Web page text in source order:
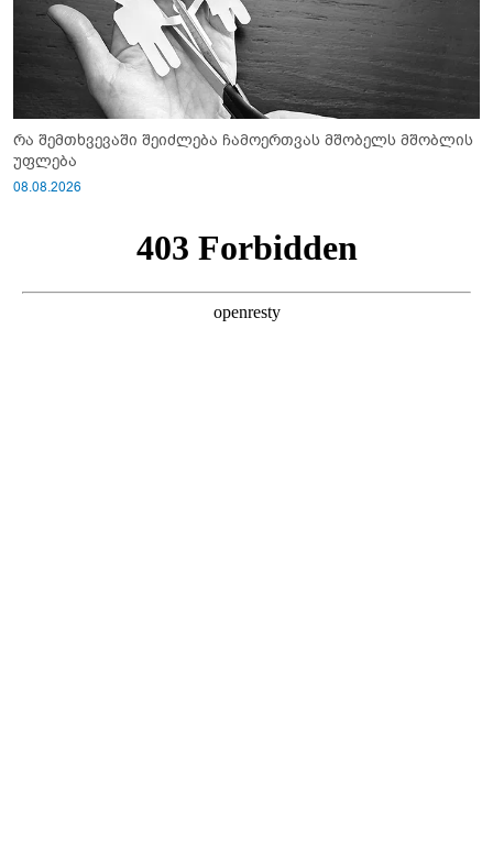
რა შემთხვევაში შეიძლება ჩამოერთვას მშობელს მშობლის
უფლება
08.08.2026